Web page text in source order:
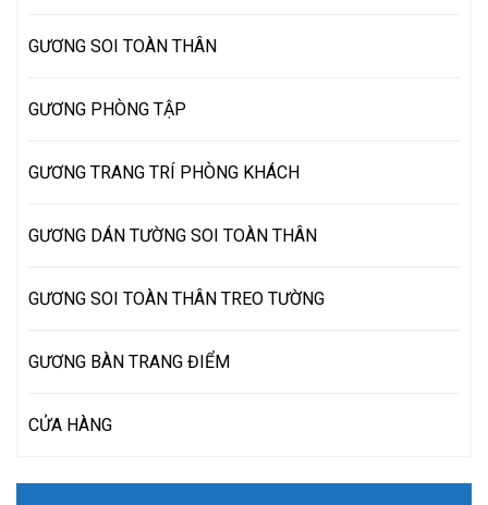
GƯƠNG SOI TOÀN THÂN
GƯƠNG PHÒNG TẬP
GƯƠNG TRANG TRÍ PHÒNG KHÁCH
GƯƠNG DÁN TƯỜNG SOI TOÀN THÂN
GƯƠNG SOI TOÀN THÂN TREO TƯỜNG
GƯƠNG BÀN TRANG ĐIỂM
CỬA HÀNG